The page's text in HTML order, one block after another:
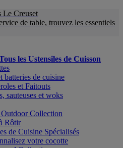
Le Creuset
de table, trouvez les essentiels
les Ustensiles de Cuisson
batteries de cuisine
et Faitouts
sauteuses et woks
Collection
Rôtir
de Cuisine Spécialisés
votre cocotte